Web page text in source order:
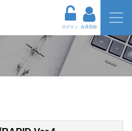
ログイン 会員登録